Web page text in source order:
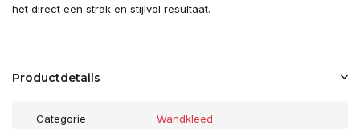
het direct een strak en stijlvol resultaat.
Productdetails
Categorie Wandkleed